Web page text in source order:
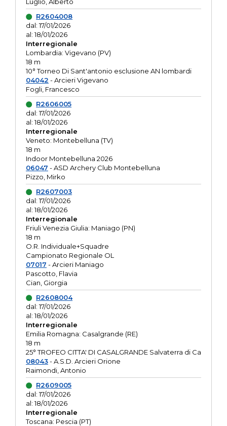
R2604008
dal: 17/01/2026
al: 18/01/2026
Interregionale
Lombardia: Vigevano (PV)
18 m
10° Torneo Di Sant'antonio esclusione AN lombardi
04042 - Arcieri Vigevano
Fogli, Francesco
R2606005
dal: 17/01/2026
al: 18/01/2026
Interregionale
Veneto: Montebelluna (TV)
18 m
Indoor Montebelluna 2026
06047 - ASD Archery Club Montebelluna
Pizzo, Mirko
R2607003
dal: 17/01/2026
al: 18/01/2026
Interregionale
Friuli Venezia Giulia: Maniago (PN)
18 m
O.R. Individuale+Squadre
Campionato Regionale OL
07017 - Arcieri Maniago
Pascotto, Flavia
Cian, Giorgia
R2608004
dal: 17/01/2026
al: 18/01/2026
Interregionale
Emilia Romagna: Casalgrande (RE)
18 m
25° TROFEO CITTA' DI CASALGRANDE Salvaterra di Ca
08043- A.S.D. Arcieri Orione
Raimondi, Antonio
R2609005
dal: 17/01/2026
al: 18/01/2026
Interregionale
Toscana: Pescia (PT)